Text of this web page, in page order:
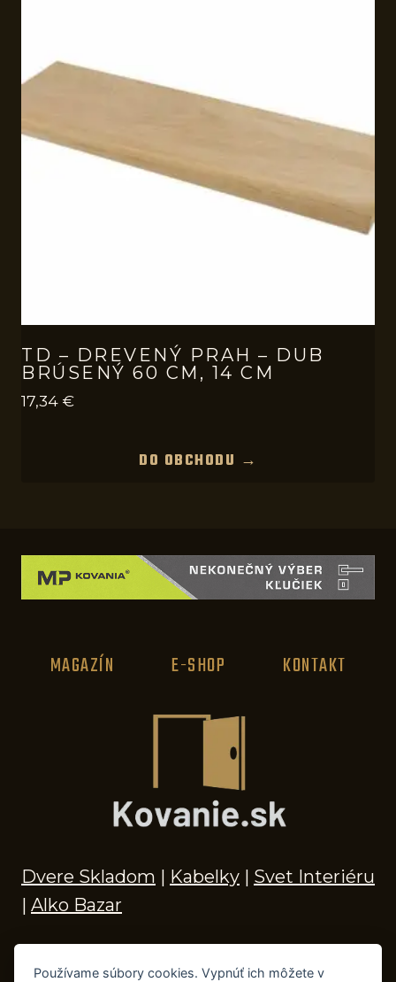
TD – DREVENÝ PRAH – DUB
BRÚSENÝ 60 CM, 14 CM
17,34 €
DO OBCHODU →
MAGAZÍN E-SHOP KONTAKT
Dvere Skladom | Kabelky | Svet Interiéru
| Alko Bazar
Používame súbory cookies. Vypnúť ich môžete v